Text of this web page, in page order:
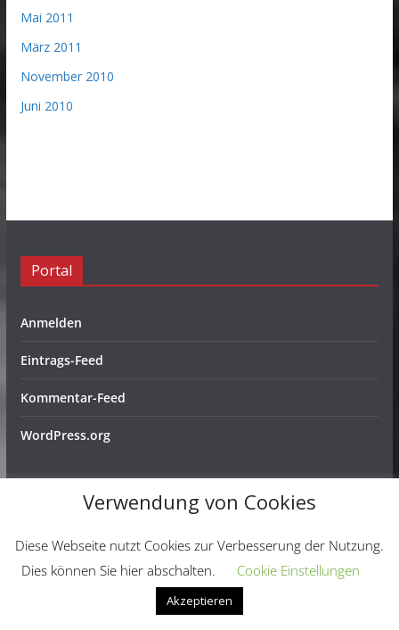
Mai 2011
März 2011
November 2010
Juni 2010
Portal
Anmelden
Eintrags-Feed
Kommentar-Feed
WordPress.org
Copyright © 2026Schachfreunde Ochtendung e. V.. Alle
Rechte vorbehalten.
ColorMagvon ThemeGrill. Präsentiert von
WordPress.
Verwendung von Cookies
Diese Webseite nutzt Cookies zur Verbesserung der Nutzung.
Dies können Sie hier abschalten.
Cookie Einstellungen
Akzeptieren